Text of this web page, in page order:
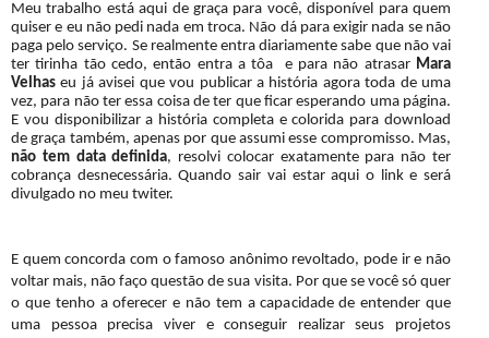
Meu trabalho está aqui de graça para você, disponível para quem
quiser e eu não pedi nada em troca. Não dá para exigir nada se não
paga pelo serviço. Se realmente entra diariamente sabe que não vai
ter tirinha tão cedo, então entra a tôa
e para não atrasar Mara
Velhas eu já avisei que vou publicar a história agora toda de uma
vez, para não ter essa coisa de ter que ficar esperando uma página.
E vou disponibilizar a história completa e colorida para download
de graça também, apenas por que assumi esse compromisso. Mas,
não tem data definida, resolvi colocar exatamente para não ter
cobrança desnecessária. Quando sair vai estar aqui o link e será
divulgado no meu twiter.
E quem concorda com o famoso anônimo revoltado, pode ir e não
voltar mais, não faço questão de sua visita. Por que se você só quer
o que tenho a oferecer e não tem a capacidade de entender que
uma pessoa precisa viver e conseguir realizar seus projetos